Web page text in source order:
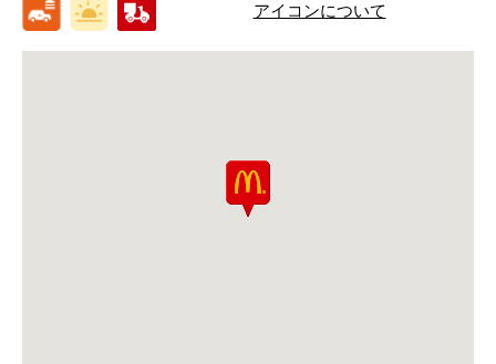
アイコンについて